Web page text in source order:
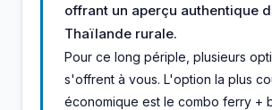
offrant un aperçu authentique
Thaïlande rurale.
Pour ce long périple, plusieurs
s'offrent à vous. L'option la plus
économique est le combo ferry +